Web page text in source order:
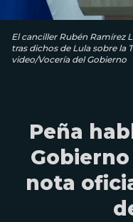
El canciller Rubén Ramírez
tras dichos de Lula sobre la
video/Vocería del Gobierno
Peña
nota